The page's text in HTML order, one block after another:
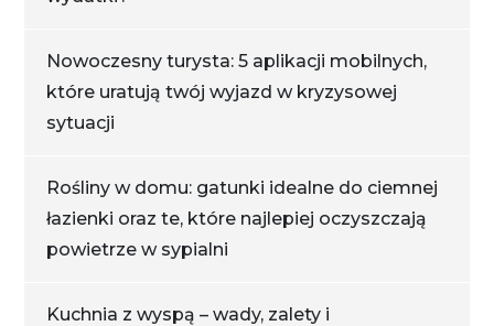
Nowoczesny turysta: 5 aplikacji mobilnych,
które uratują twój wyjazd w kryzysowej
sytuacji
Rośliny w domu: gatunki idealne do ciemnej
łazienki oraz te, które najlepiej oczyszczają
powietrze w sypialni
Kuchnia z wyspą – wady, zalety i